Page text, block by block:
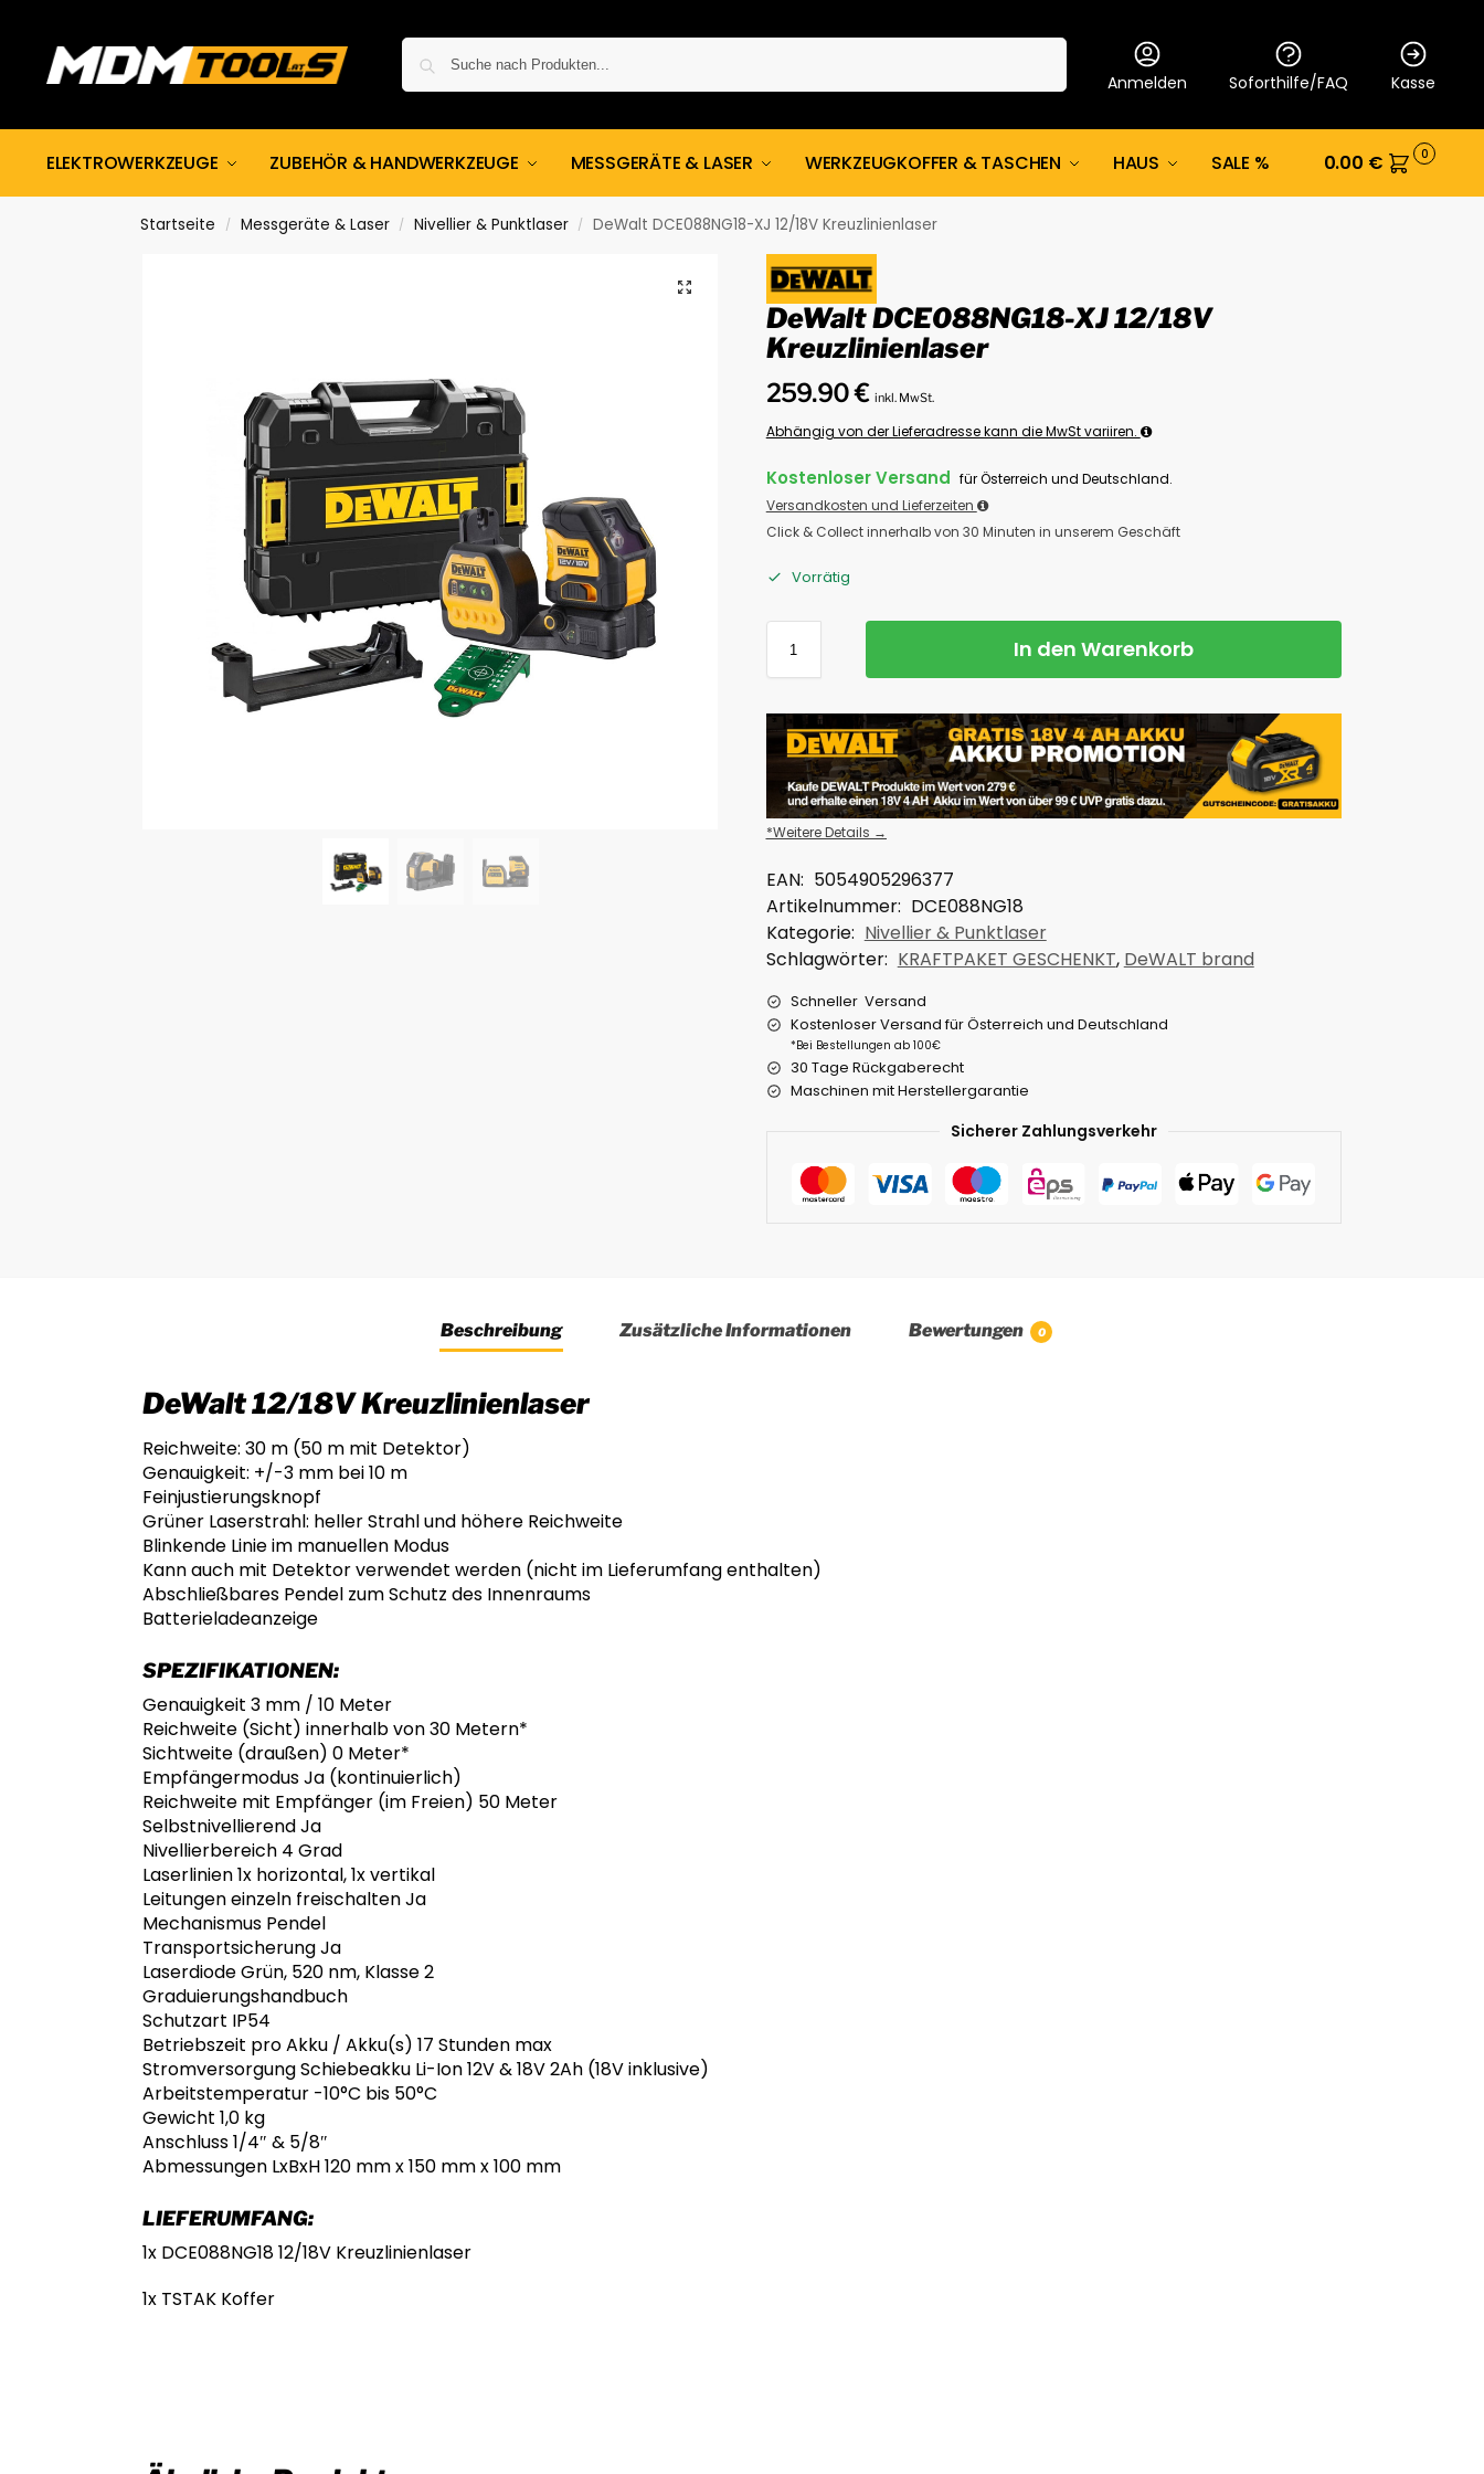
Anmelden Soforthilfe/FAQ Kasse
ELEKTROWERKZEUGE ZUBEHÖR & HANDWERKZEUGE MESSGERÄTE & LASER WERKZEUGKOFFER & TASCHEN HAUS SALE % 0.00 € 0
Startseite / Messgeräte & Laser / Nivellier & Punktlaser / DeWalt DCE088NG18-XJ 12/18V Kreuzlinienlaser
DeWalt DCE088NG18-XJ 12/18V
Kreuzlinienlaser
259.90€ inkl. MwSt.
Abhängig von der Lieferadresse kann die MwSt variiren.
Kostenloser Versand für Österreich und Deutschland.
Versandkosten und Lieferzeiten
Click & Collect innerhalb von 30 Minuten in unserem Geschäft
Vorrätig
In den Warenkorb
*Weitere Details →
EAN: 5054905296377
Artikelnummer: DCE088NG18
Kategorie: Nivellier & Punktlaser
Schlagwörter: KRAFTPAKET GESCHENKT, DeWALT brand
Schneller Versand
Kostenloser Versand für Österreich und Deutschland
*Bei Bestellungen ab 100€
30 Tage Rückgaberecht
Maschinen mit Herstellergarantie
Sicherer Zahlungsverkehr
Beschreibung Zusätzliche Informationen Bewertungen 0
DeWalt 12/18V Kreuzlinienlaser
Reichweite: 30 m (50 m mit Detektor)
Genauigkeit: +/-3 mm bei 10 m
Feinjustierungsknopf
Grüner Laserstrahl: heller Strahl und höhere Reichweite
Blinkende Linie im manuellen Modus
Kann auch mit Detektor verwendet werden (nicht im Lieferumfang enthalten)
Abschließbares Pendel zum Schutz des Innenraums
Batterieladeanzeige
SPEZIFIKATIONEN:
Genauigkeit 3 ​​mm / 10 Meter
Reichweite (Sicht) innerhalb von 30 Metern*
Sichtweite (draußen) 0 Meter*
Empfängermodus Ja (kontinuierlich)
Reichweite mit Empfänger (im Freien) 50 Meter
Selbstnivellierend Ja
Nivellierbereich 4 Grad
Laserlinien 1x horizontal, 1x vertikal
Leitungen einzeln freischalten Ja
Mechanismus Pendel
Transportsicherung Ja
Laserdiode Grün, 520 nm, Klasse 2
Graduierungshandbuch
Schutzart IP54
Betriebszeit pro Akku / Akku(s) 17 Stunden max
Stromversorgung Schiebeakku Li-Ion 12V & 18V 2Ah (18V inklusive)
Arbeitstemperatur -10°C bis 50°C
Gewicht 1,0 kg
Anschluss 1/4″ & 5/8″
Abmessungen LxBxH 120 mm x 150 mm x 100 mm
LIEFERUMFANG:
1x DCE088NG18 12/18V Kreuzlinienlaser
1x TSTAK Koffer